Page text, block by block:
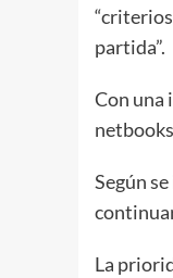
partida”.
Con una
Según
La